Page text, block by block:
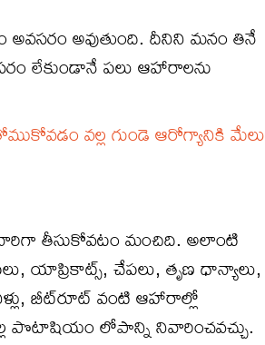
అవుతుంది. దీనిని మ‌నం తినే
లేకుండానే ప‌లు ఆహారాల‌ను
వల్ల గుండె ఆరోగ్యానికి మేలు
తీసుకోవటం మంచిది. అలాంటి
యాప్రికాట్స్‌, చేప‌లు, తృణ ధాన్యాలు,
బీట్‌రూట్ వంటి ఆహారాల్లో
పొటాషియం లోపాన్ని నివారించవచ్చు.